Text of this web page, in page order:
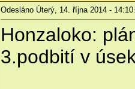
Odesláno Úterý, 14. října 2014 - 14:10
Honzaloko:
3.podbití v